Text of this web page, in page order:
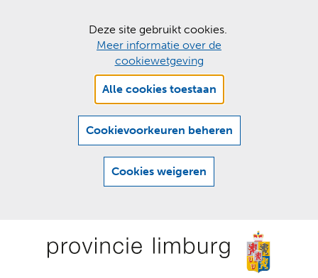
t
Deze site gebruikt cookies.
Meer informatie over de
cookiewetgeving
het
gebruik
van
toegestaan
of
Alle cookies toestaan
Cookievoorkeuren beheren
Cookies weigeren
de